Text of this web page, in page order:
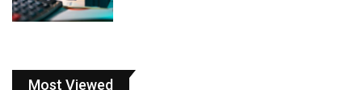
Most Viewed